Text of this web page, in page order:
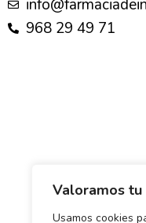
Valoramos tu
Usamos cookies
968 29 49 71